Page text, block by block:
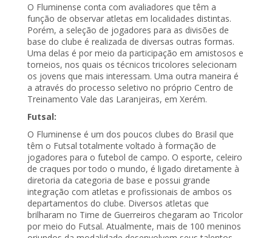
O Fluminense conta com avaliadores que têm a
função de observar atletas em localidades distintas.
Porém, a seleção de jogadores para as divisões de
base do clube é realizada de diversas outras formas.
Uma delas é por meio da participação em amistosos e
torneios, nos quais os técnicos tricolores selecionam
os jovens que mais interessam. Uma outra maneira é
a através do processo seletivo no próprio Centro de
Treinamento Vale das Laranjeiras, em Xerém.
Futsal:
O Fluminense é um dos poucos clubes do Brasil que
têm o Futsal totalmente voltado à formação de
jogadores para o futebol de campo. O esporte, celeiro
de craques por todo o mundo, é ligado diretamente à
diretoria da categoria de base e possui grande
integração com atletas e profissionais de ambos os
departamentos do clube. Diversos atletas que
brilharam no Time de Guerreiros chegaram ao Tricolor
por meio do Futsal. Atualmente, mais de 100 meninos